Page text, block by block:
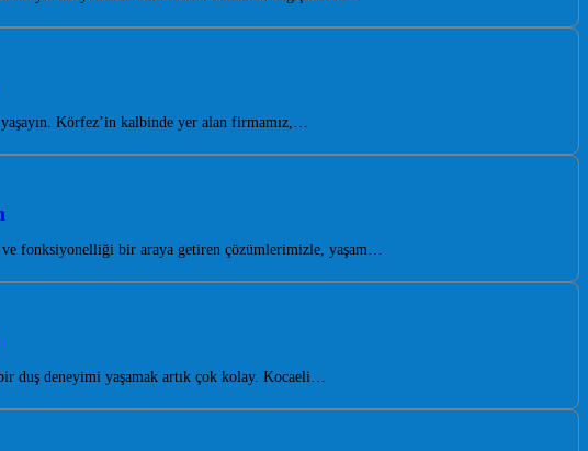
Körfez’in kalbinde yer alan firmamız,…
fonksiyonelliği bir araya getiren çözümlerimizle, yaşam…
duş deneyimi yaşamak artık çok kolay. Kocaeli…